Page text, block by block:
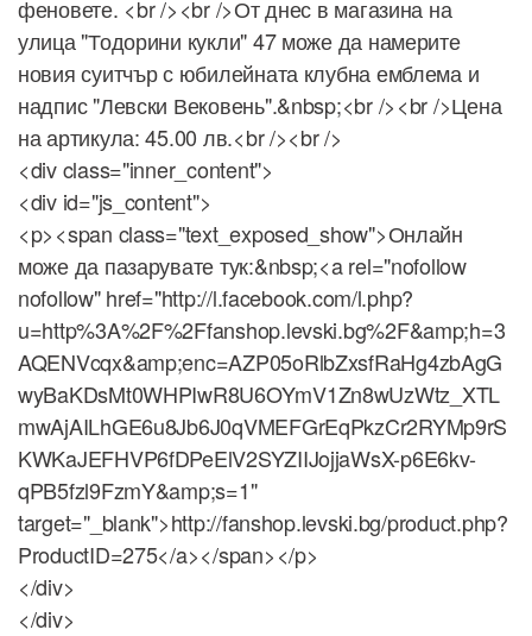
феновете. <br /><br />От днес в магазина на
улица "Тодорини кукли" 47 може да намерите
новия суитчър с юбилейната клубна емблема и
надпис "Левски Вековень".&nbsp;<br /><br />Цена
на артикула: 45.00 лв.<br /><br />
<div class="inner_content">
<div id="js_content">
<p><span class="text_exposed_show">Онлайн
може да пазарувате тук:&nbsp;<a rel="nofollow
nofollow" href="http://l.facebook.com/l.php?
u=http%3A%2F%2Ffanshop.levski.bg%2F&amp;h=3
AQENVcqx&amp;enc=AZP05oRlbZxsfRaHg4zbAgG
wyBaKDsMt0WHPIwR8U6OYmV1Zn8wUzWtz_XTL
mwAjAILhGE6u8Jb6J0qVMEFGrEqPkzCr2RYMp9rS
KWKaJEFHVP6fDPeElV2SYZIIJojjaWsX-p6E6kv-
qPB5fzl9FzmY&amp;s=1"
target="_blank">http://fanshop.levski.bg/product.php?
ProductID=275</a></span></p>
</div>
</div>